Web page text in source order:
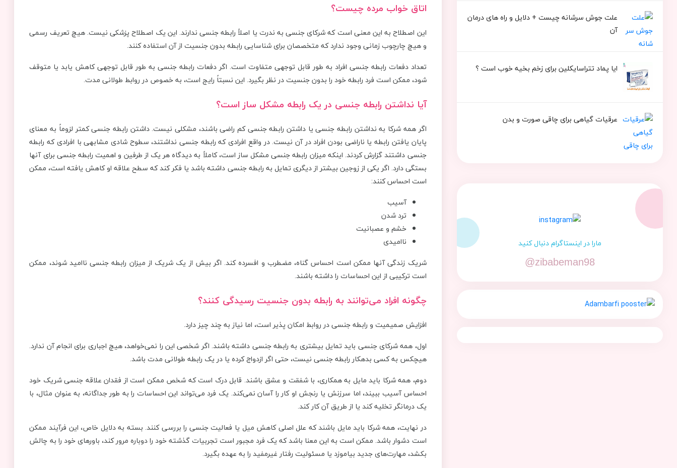
علت جوش سرشانه چیست + دلایل و راه های درمان
آن
ایا پماد تتراسایکلین برای زخم بخیه خوب است ؟
عرقیات گیاهی برای چاقی صورت و بدن
مارا در اینستاگرام دنبال کنید
@zibabeman98
اتاق خواب مرده چیست؟
این اصطلاح به این معنی است که شرکای جنسی به ندرت یا اصلاً رابطه جنسی ندارند. این یک اصطلاح پزشکی نیست. هیچ تعریف رسمی
و هیچ چارچوب زمانی وجود ندارد که متخصصان برای شناسایی رابطه بدون جنسیت از آن استفاده کنند.
تعداد دفعات رابطه جنسی افراد به طور قابل توجهی متفاوت است. اگر دفعات رابطه جنسی به طور قابل توجهی کاهش یابد یا متوقف
شود، ممکن است فرد رابطه خود را بدون جنسیت در نظر بگیرد. این نسبتاً رایج است، به خصوص در روابط طولانی مدت.
آیا نداشتن رابطه جنسی در یک رابطه مشکل ساز است؟
اگر همه شرکا به نداشتن رابطه جنسی یا داشتن رابطه جنسی کم راضی باشند، مشکلی نیست. داشتن رابطه جنسی کمتر لزوماً به معنای
پایان یافتن رابطه یا ناراضی بودن افراد در آن نیست. در واقع افرادی که رابطه جنسی نداشتند، سطوح شادی مشابهی با افرادی که رابطه
جنسی داشتند گزارش کردند. اینکه میزان رابطه جنسی مشکل ساز است، کاملاً به دیدگاه هر یک از طرفین و اهمیت رابطه جنسی برای آنها
بستگی دارد. اگر یکی از زوجین بیشتر از دیگری تمایل به رابطه جنسی داشته باشد یا فکر کند که سطح علاقه او کاهش یافته است، ممکن
است احساس کنند:
آسیب
ترد شدن
خشم و عصبانیت
ناامیدی
شریک زندگی آنها ممکن است احساس گناه، مضطرب و افسرده کند. اگر بیش از یک شریک از میزان رابطه جنسی ناامید شوند، ممکن
است ترکیبی از این احساسات را داشته باشند.
چگونه افراد می‌توانند به رابطه بدون جنسیت رسیدگی کنند؟
افزایش صمیمیت و رابطه جنسی در روابط امکان پذیر است، اما نیاز به چند چیز دارد.
اول، همه شرکای جنسی باید تمایل بیشتری به رابطه جنسی داشته باشند. اگر شخصی این را نمی‌خواهد، هیچ اجباری برای انجام آن ندارد.
هیچکس به کسی بدهکار رابطه جنسی نیست، حتی اگر ازدواج کرده یا در یک رابطه طولانی مدت باشد.
دوم، همه شرکا باید مایل به همکاری، با شفقت و عشق باشند. قابل درک است که شخص ممکن است از فقدان علاقه جنسی شریک خود
احساس آسیب ببیند، اما سرزنش یا رنجش او کار را آسان نمی‌کند. یک فرد می‌تواند این احساسات را به طور جداگانه، به عنوان مثال، با
یک درمانگر تخلیه کند یا از طریق آن کار کند.
در نهایت، همه شرکا باید مایل باشند که علل اصلی کاهش میل یا فعالیت جنسی را بررسی کنند. بسته به دلایل خاص، این فرآیند ممکن
است دشوار باشد. ممکن است به این معنا باشد که یک فرد مجبور است تجربیات گذشته خود را دوباره مرور کند، باورهای خود را به چالش
بکشد، مهارت‌های جدید بیاموزد یا مسئولیت رفتار غیرمفید را به عهده بگیرد.